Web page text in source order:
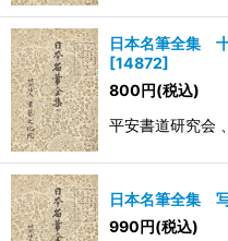
日本名筆全集
[14872]
800円(税込)
平安書道研究会
日本名筆全集
990円(税込)